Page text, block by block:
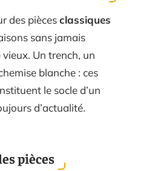
des piècesclassiques
sans jamais
Un trench, un
blanche : ces
le socle d’un
d’actualité.
pièces